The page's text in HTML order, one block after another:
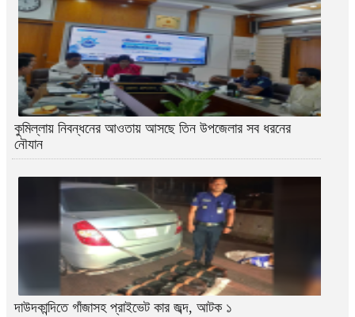
কুমিল্লায় নিবন্ধনের আওতায় আসছে তিন উপজেলার সব ধরনের
নৌযান
দাউদকান্দিতে গাঁজাসহ প্রাইভেট কার জব্দ, আটক ১